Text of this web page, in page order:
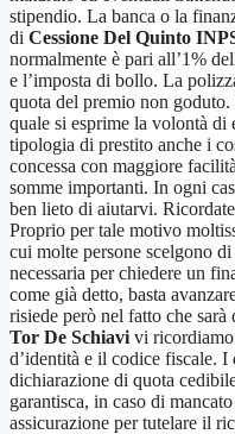
stipendio. La banca o la
di Cessione Del Quinto
normalmente è pari all’1%
e l’imposta di bollo. La
quota del premio non
quale si esprime la volontà di
tipologia di prestito anche i
concessa con maggiore
somme importanti. In ogni
ben lieto di aiutarvi.
Proprio per tale motivo
cui molte persone scelgono
necessaria per chiedere un
come già detto, basta
risiede però nel fatto che
Tor De Schiavi vi ricordiamo
d’identità e il codice fiscale.
dichiarazione di quota
garantisca, in caso di
assicurazione per tutelare il